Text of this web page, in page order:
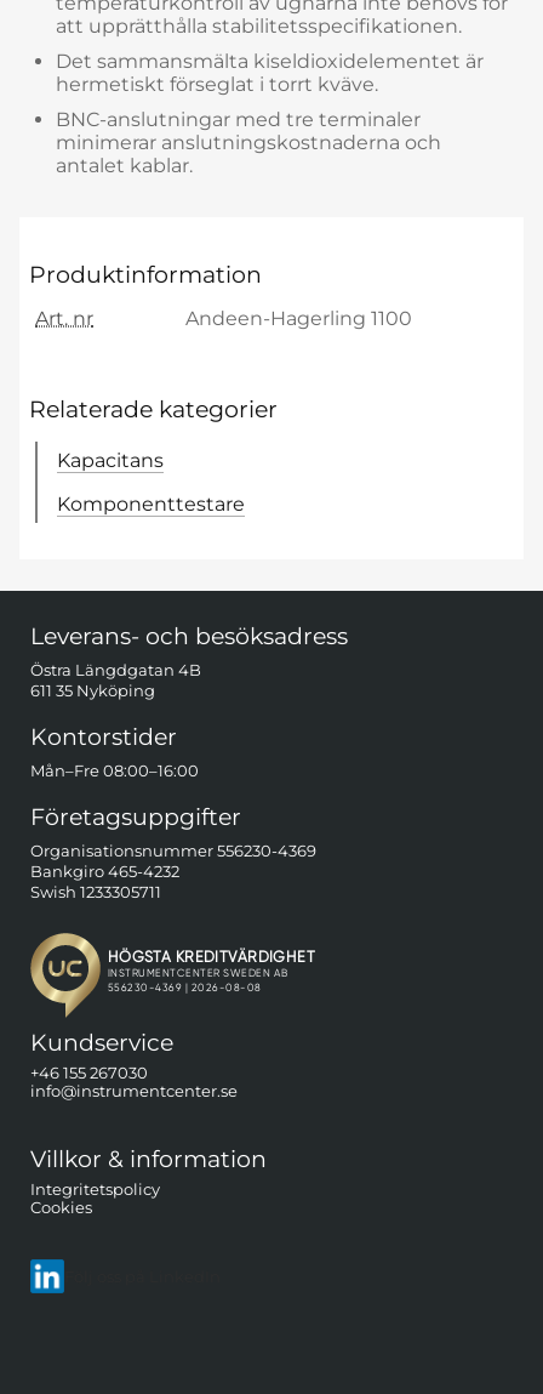
att upprätthålla stabilitetsspecifikationen.
Det sammansmälta kiseldioxidelementet är
hermetiskt förseglat i torrt kväve.
BNC-anslutningar med tre terminaler
minimerar anslutningskostnaderna och
antalet kablar.
Produktinformation
Art. nr Andeen-Hagerling 1100
Relaterade kategorier
Kapacitans
Komponenttestare
Leverans- och besöksadress
Östra Längdgatan 4B
611 35 Nyköping
Kontorstider
Mån–Fre 08:00–16:00
Företagsuppgifter
Organisationsnummer 556230-4369
Bankgiro 465-4232
Swish 1233305711
Kundservice
+46 155 267030
info@instrumentcenter.se
Villkor & information
Integritetspolicy
Cookies